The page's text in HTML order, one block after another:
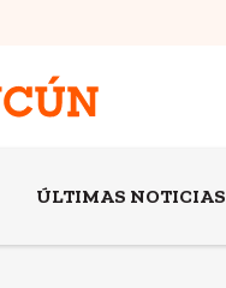
ÚLTIMAS NOTICIAS